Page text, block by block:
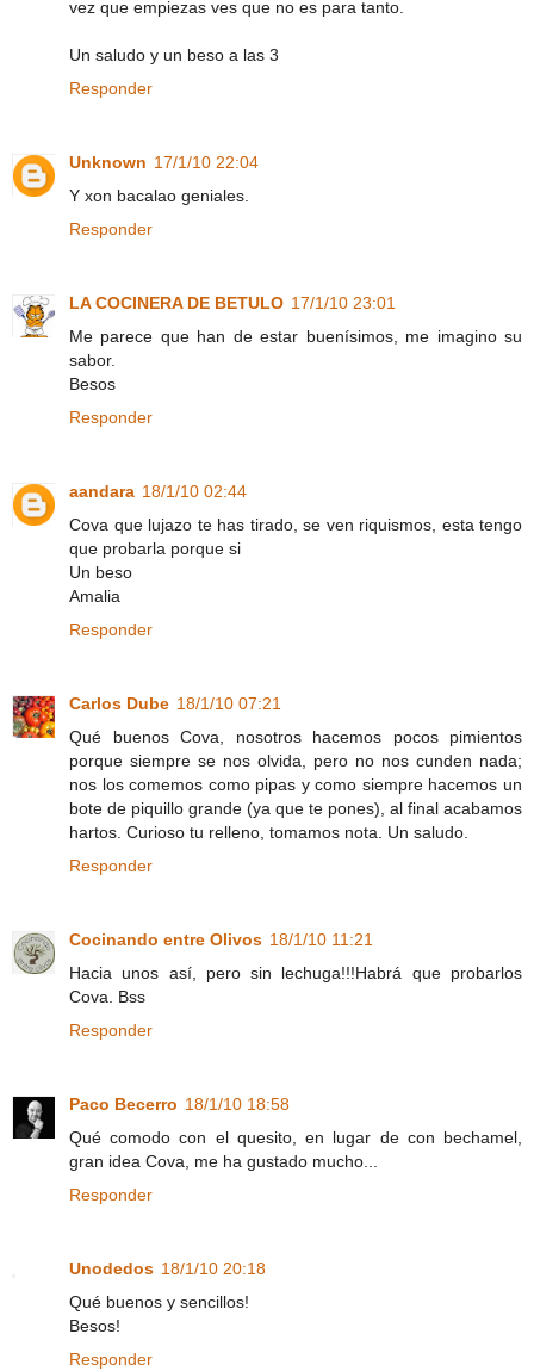
vez que empiezas ves que no es para tanto.
Un saludo y un beso a las 3
Responder
Unknown 17/1/10 22:04
Y xon bacalao geniales.
Responder
LA COCINERA DE BETULO 17/1/10 23:01
Me parece que han de estar buenísimos, me imagino su
sabor.
Besos
Responder
aandara 18/1/10 02:44
Cova que lujazo te has tirado, se ven riquismos, esta tengo
que probarla porque si
Un beso
Amalia
Responder
Carlos Dube 18/1/10 07:21
Qué buenos Cova, nosotros hacemos pocos pimientos
porque siempre se nos olvida, pero no nos cunden nada;
nos los comemos como pipas y como siempre hacemos un
bote de piquillo grande (ya que te pones), al final acabamos
hartos. Curioso tu relleno, tomamos nota. Un saludo.
Responder
Cocinando entre Olivos 18/1/10 11:21
Hacia unos así, pero sin lechuga!!!Habrá que probarlos
Cova. Bss
Responder
Paco Becerro 18/1/10 18:58
Qué comodo con el quesito, en lugar de con bechamel,
gran idea Cova, me ha gustado mucho...
Responder
Unodedos 18/1/10 20:18
Qué buenos y sencillos!
Besos!
Responder